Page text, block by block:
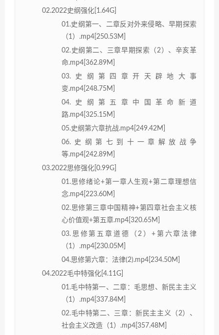
02.2022史纲强化[1.64G]
01.史纲第一、二章反对外来侵略、早期探索
（1）.mp4[250.53M]
02.史纲第二、三章早期探索（2）、辛亥革
命.mp4[362.89M]
03.史纲第四章开天辟地大事
变.mp4[248.75M]
04.史纲第五章中国革命新道
路.mp4[325.15M]
05.史纲第六章抗战.mp4[249.42M]
06.史纲第七到十一章解放战争
等.mp4[242.89M]
03.2022思修强化[0.99G]
01.思修绪论+第一章人生观+第二章理想信
念.mp4[223.60M]
02.思修第三章中国精神+第四章社会主义核
心价值观+第五章.mp4[320.65M]
03.思修第五章道德（2）+第六章法律
（1）.mp4[230.05M]
04.思修第六章：法律(2).mp4[234.50M]
04.2022毛中特强化[4.11G]
01.毛中特第一、二章：毛思想、新民主主义
（1）.mp4[337.84M]
02.毛中特第二、三章：新民主主义（2）、
社会主义改造（1）.mp4[357.48M]